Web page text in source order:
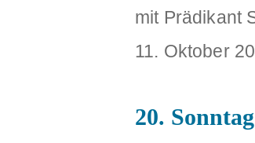
mit Prädikant
11. Oktober
20.